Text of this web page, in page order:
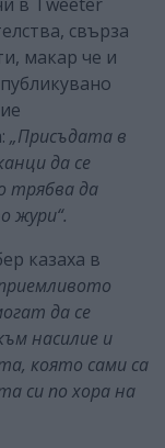
свърза
макар че и
„Присъдата в
да се
трябва да
жури“.
казаха в
да се
насилие и
която сами са
си по хора на